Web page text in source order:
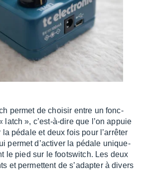
permet de choi­sir entre un fonc­
latch », c’est-à-dire que l’on appuie
pédale et deux fois pour l’ar­rê­ter
permet d’ac­ti­ver la pédale unique­
le pied sur le foots­witch. Les deux
et permettent de s’adap­ter à divers